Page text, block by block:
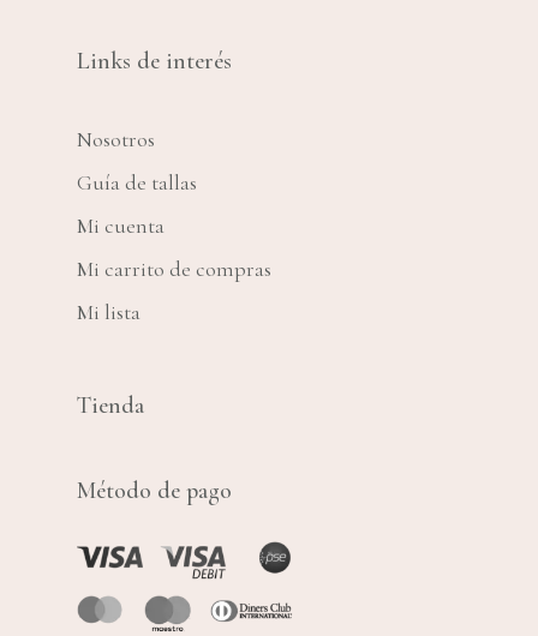
Links de interés
Nosotros
Guía de tallas
Mi cuenta
Mi carrito de compras
Mi lista
Tienda
Método de pago